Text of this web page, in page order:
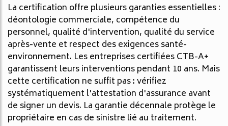
La certification offre plusieurs garanties essentielles :
déontologie commerciale, compétence du
personnel, qualité d'intervention, qualité du service
après-vente et respect des exigences santé-
environnement. Les entreprises certifiées CTB-A+
garantissent leurs interventions pendant 10 ans. Mais
cette certification ne suffit pas : vérifiez
systématiquement l'attestation d'assurance avant
de signer un devis. La garantie décennale protège le
propriétaire en cas de sinistre lié au traitement.